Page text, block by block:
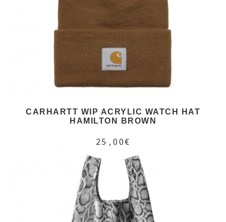
CARHARTT WIP ACRYLIC WATCH HAT
HAMILTON BROWN
25,00€